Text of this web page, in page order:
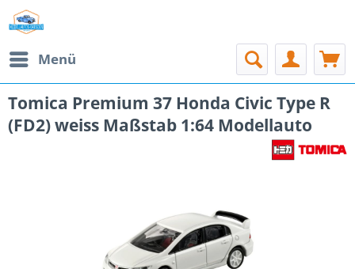
Menü
Tomica Premium 37 Honda Civic Type R
(FD2) weiss Maßstab 1:64 Modellauto